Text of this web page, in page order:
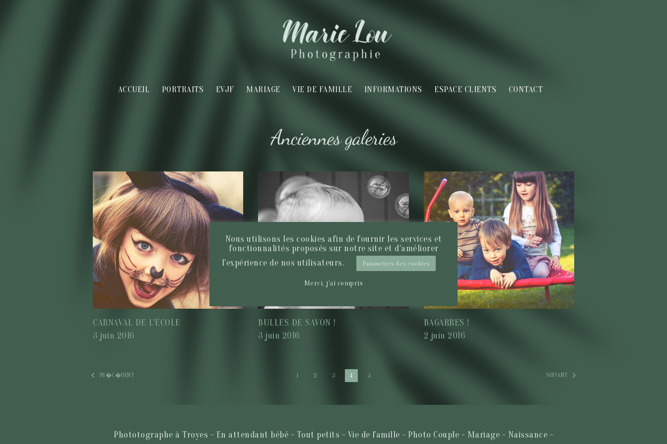
ACCUEIL PORTRAITS EVJF MARIAGE VIE DE FAMILLE INFORMATIONS ESPACE CLIENTS CONTACT
Anciennes galeries
CARNAVAL DE L'ÉCOLE
3 juin 2016
BULLES DE SAVON !
3 juin 2016
BAGARRES !
2 juin 2016
PR�C�DENT 1 2 3 4 5 SUIVANT
Phototographe à Troyes - En attendant bébé - Tout petits - Vie de famille - Photo Couple - Mariage - Naissance -
Nous utilisons les cookies afin de fournir les services et
fonctionnalités proposés sur notre site et d'améliorer
l'expérience de nos utilisateurs.
Paramètres des cookies
Merci, j'ai compris